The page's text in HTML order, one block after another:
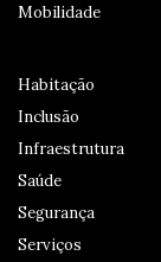
Mobilidade
Habitação
Inclusão
Infraestrutura
Saúde
Segurança
Serviços